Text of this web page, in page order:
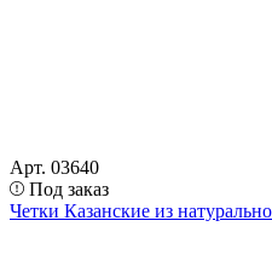
Арт. 03640
Под заказ
Четки Казанские из